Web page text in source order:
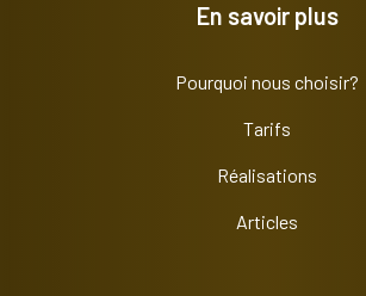
En savoir plus
Pourquoi nous choisir?
Tarifs
Réalisations
Articles